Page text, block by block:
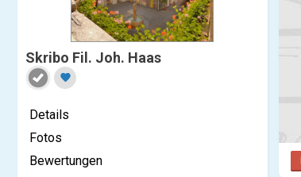
Skribo Fil. Joh. Haas
favorite
Details
Fotos
Bewertungen